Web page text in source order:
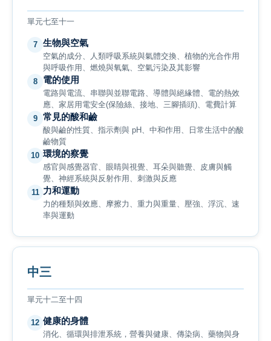
單元七至十一
7 生物與空氣
空氣的成分、人類呼吸系統與氣體交換、植物的光合作用
與呼吸作用、燃燒與氧氣、空氣污染及其影響
8
電的使用
電路與電流、串聯與並聯電路、導體與絕緣體、電的熱效
應、家居用電安全(保險絲、接地、三腳插頭)、電費計算
9
常見的酸和鹼
酸與鹼的性質、指示劑與 pH、中和作用、日常生活中的酸
鹼物質
10 環境的察覺
感官與感覺器官、眼睛與視覺、耳朵與聽覺、皮膚與觸
覺、神經系統與反射作用、刺激與反應
11 力和運動
力的種類與效應、摩擦力、重力與重量、壓強、浮沉、速
率與運動
中三
單元十二至十四
12 健康的身體
消化、循環與排泄系統，營養與健康、傳染病、藥物與身